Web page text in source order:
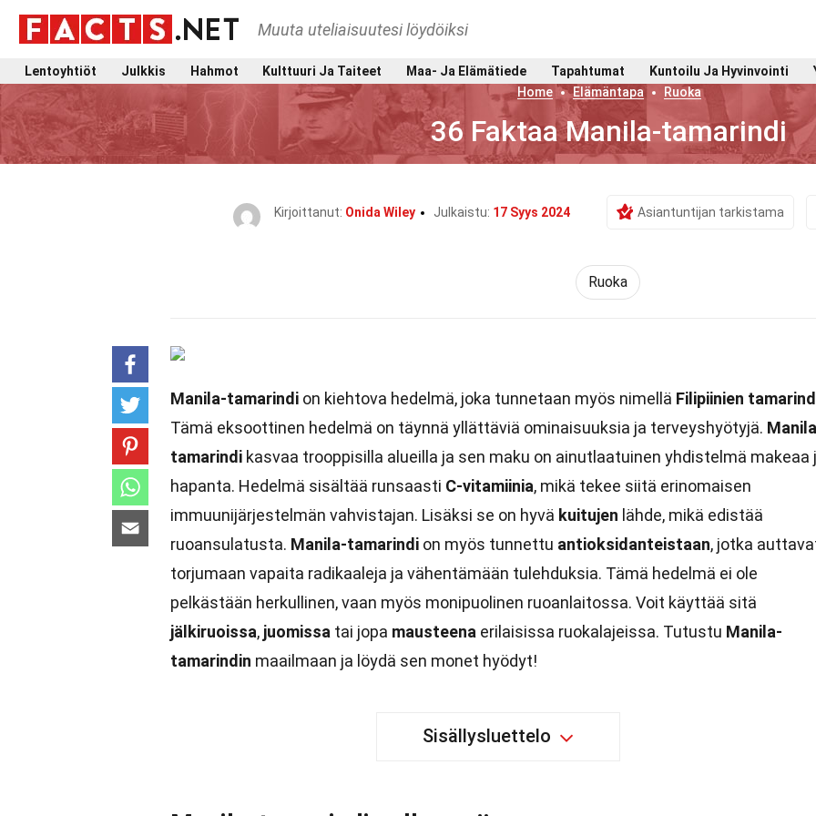
Muuta uteliaisuutesi löydöiksi
Lentoyhtiöt Julkkis Hahmot Kulttuuri Ja Taiteet Maa- Ja Elämätiede Tapahtumat Kuntoilu Ja Hyvinvointi
Home
Elämäntapa Ruoka
36 Faktaa Manila-tamarindi
Kirjoittanut: Onida Wiley Julkaistu: 17 Syys 2024 Asiantuntijan tarkistama
Ruoka
Manila-tamarindi on kiehtova hedelmä, joka tunnetaan myös nimellä Filipiinien
Tämä eksoottinen hedelmä on täynnä yllättäviä ominaisuuksia ja terveyshyötyjä.
tamarindi kasvaa trooppisilla alueilla ja sen maku on ainutlaatuinen yhdistelmä makeaa
hapanta. Hedelmä sisältää runsaasti C-vitamiinia, mikä tekee siitä erinomaisen
immuunijärjestelmän vahvistajan. Lisäksi se on hyvä kuitujen lähde, mikä edistää
ruoansulatusta. Manila-tamarindi on myös tunnettu antioksidanteistaan, jotka
torjumaan vapaita radikaaleja ja vähentämään tulehduksia. Tämä hedelmä ei ole
pelkästään herkullinen, vaan myös monipuolinen ruoanlaitossa. Voit käyttää sitä
jälkiruoissa, juomissa tai jopa mausteena erilaisissa ruokalajeissa. Tutustu Manila-
tamarindin maailmaan ja löydä sen monet hyödyt!
Sisällysluettelo